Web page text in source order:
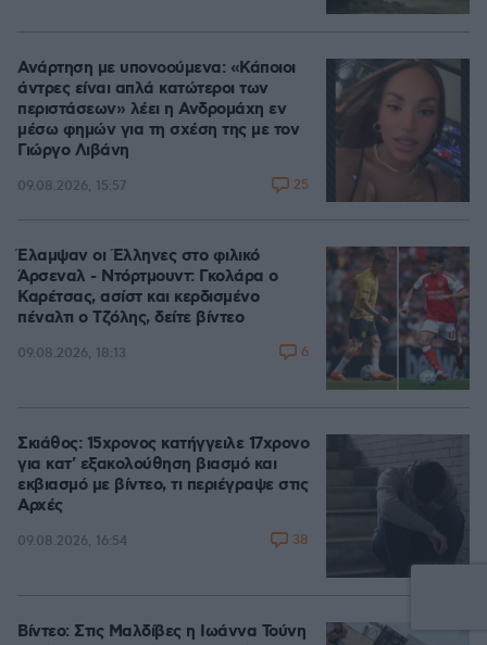
Ανάρτηση με υπονοούμενα: «Κάποιοι
άντρες είναι απλά κατώτεροι των
περιστάσεων» λέει η Ανδρομάχη εν
μέσω φημών για τη σχέση της με τον
Γιώργο Λιβάνη
09.08.2026, 15:57 25
Έλαμψαν οι Έλληνες στο φιλικό
Άρσεναλ - Ντόρτμουντ: Γκολάρα ο
Καρέτσας, ασίστ και κερδισμένο
πέναλτι ο Τζόλης, δείτε βίντεο
09.08.2026, 18:13 6
Σκιάθος: 15χρονος κατήγγειλε 17χρονο
για κατ' εξακολούθηση βιασμό και
εκβιασμό με βίντεο, τι περιέγραψε στις
Αρχές
09.08.2026, 16:54 38
Βίντεο: Στις Μαλδίβες η Ιωάννα Τούνη